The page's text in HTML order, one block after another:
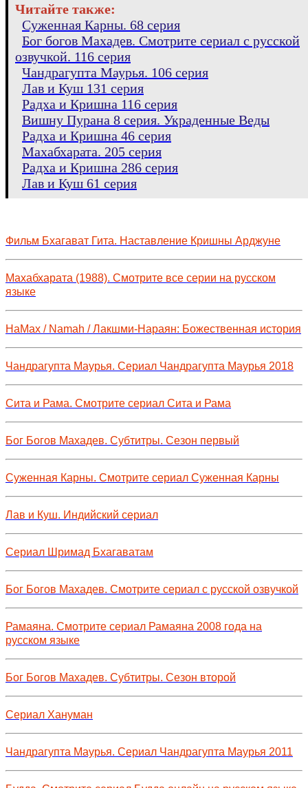
Читайте также:
Суженная Карны. 68 серия
Бог богов Махадев. Смотрите сериал с русской
озвучкой. 116 серия
Чандрагупта Маурья. 106 серия
Лав и Куш 131 серия
Радха и Кришна 116 серия
Вишну Пурана 8 серия. Украденные Веды
Радха и Кришна 46 серия
Махабхарата. 205 серия
Радха и Кришна 286 серия
Лав и Куш 61 серия
Фильм Бхагават Гита. Наставление Кришны Арджуне
Махабхарата (1988). Смотрите все серии на русском
языке
НаМах / Namah / Лакшми-Нараян: Божественная история
Чандрагупта Маурья. Сериал Чандрагупта Маурья 2018
Сита и Рама. Смотрите сериал Сита и Рама
Бог Богов Махадев. Субтитры. Сезон первый
Суженная Карны. Смотрите сериал Суженная Карны
Лав и Куш. Индийский сериал
Сериал Шримад Бхагаватам
Бог Богов Махадев. Смотрите сериал с русской озвучкой
Рамаяна. Смотрите сериал Рамаяна 2008 года на
русском языке
Бог Богов Махадев. Субтитры. Сезон второй
Сериал Хануман
Чандрагупта Маурья. Сериал Чандрагупта Маурья 2011